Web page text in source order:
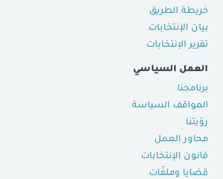
خريطة الطريق
بيان الإنتخابات
تقرير الإنتخابات
العمل السياسي
برنامجنا
المواقف السياسة
رؤيتنا
محاور العمل
قانون الإنتخابات
قضايا وملفّات